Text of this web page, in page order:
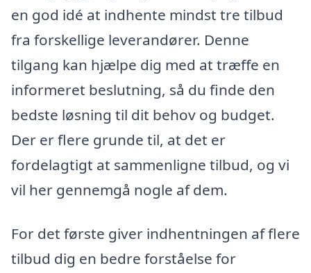
en god idé at indhente mindst tre tilbud
fra forskellige leverandører. Denne
tilgang kan hjælpe dig med at træffe en
informeret beslutning, så du finde den
bedste løsning til dit behov og budget.
Der er flere grunde til, at det er
fordelagtigt at sammenligne tilbud, og vi
vil her gennemgå nogle af dem.
For det første giver indhentningen af flere
tilbud dig en bedre forståelse for